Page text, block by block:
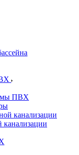
ПВХ
канализации